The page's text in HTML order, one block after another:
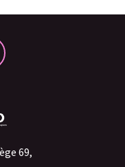
69,